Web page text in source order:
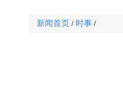
新闻首页 / 时事 /